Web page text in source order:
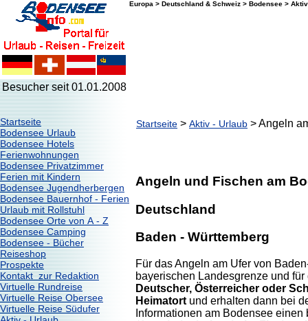
Besucher seit 01.01.2008
Startseite
Bodensee Urlaub
Bodensee Hotels
Ferienwohnungen
Bodensee Privatzimmer
Ferien mit Kindern
Bodensee Jugendherbergen
Bodensee Bauernhof - Ferien
Urlaub mit Rollstuhl
Bodensee Orte von A - Z
Bodensee Camping
Bodensee - Bücher
Reiseshop
Prospekte
Kontakt zur Redaktion
Virtuelle Rundreise
Virtuelle Reise Obersee
Virtuelle Reise Südufer
Europa > Deutschland & Schweiz > Bodensee >
Startseite > Aktiv - Urlaub > Angeln
Angeln und Fischen am
Deutschland
Baden - Württemberg
Für das Angeln am Ufer von
bayerischen Landesgrenze und
Deutscher, Österreicher oder
Heimatort und erhalten dann bei
Informationen am Bodensee